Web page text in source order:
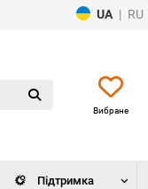
UA | RU
Вибране
Підтримка